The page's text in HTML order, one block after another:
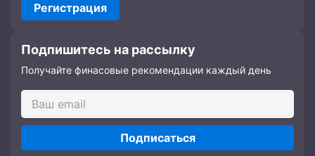
Регистрация
Подпишитесь на рассылку
Получайте финасовые рекомендации каждый день
Подписаться